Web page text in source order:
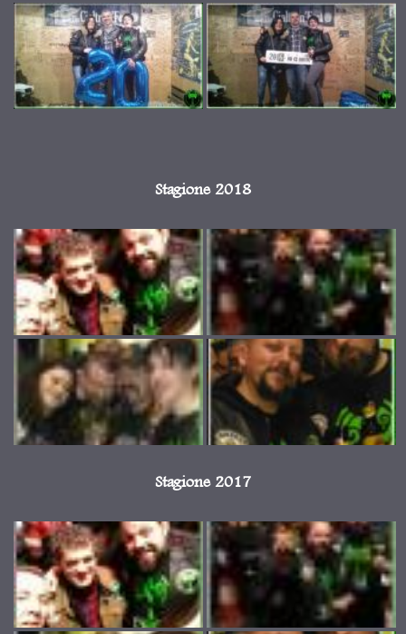
Stagione 2018
Stagione 2017